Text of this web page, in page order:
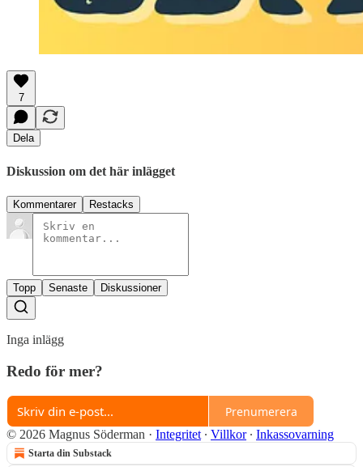
7
Dela
Diskussion om det här inlägget
Kommentarer Restacks
Topp Senaste Diskussioner
Inga inlägg
Redo för mer?
Prenumerera
© 2026 Magnus Söderman · Integritet ∙ Villkor∙ Inkassovarning
Starta din Substack